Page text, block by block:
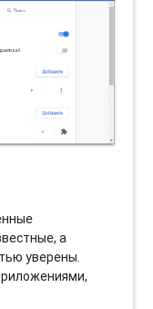
а
уверены.